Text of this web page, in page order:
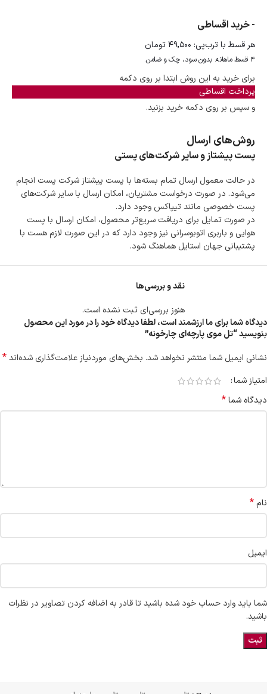
- خرید اقساطی
هر قسط با ترب‌پی: ۴۹,۵۰۰تومان
۴ قسط ماهانه. بدون سود، چک و ضامن.
برای خرید به این روش ابتدا بر روی دکمه
پرداخت اقساطی
و سپس بر روی دکمه خرید بزنید.
روش‌های ارسال
پست پیشتاز و سایر شرکت‌های پستی
در حالت معمول ارسال تمام بسته‌ها با پست پیشتاز شرکت پست انجام
می‌شود. در صورت درخواست مشتریان، امکان ارسال با سایر شرکت‌های
پست خصوصی مانند تیپاکس وجود دارد.
در صورت تمایل برای دریافت سریع‌تر محصول، امکان ارسال با پست
هوایی و باربری اتوبوسرانی نیز وجود دارد که در این صورت لازم هست با
پشتیبانی جهان استایل هماهنگ شود.
نقد و بررسی‌ها
هنوز بررسی‌ای ثبت نشده است.
دیدگاه شما برای ما ارزشمند است، لطفا دیدگاه خود را در مورد این محصول
بنویسید “تل موی پارچه‌ای چارخونه”
نشانی ایمیل شما منتشر نخواهد شد. بخش‌های موردنیاز علامت‌گذاری شده‌اند*
امتیاز شما
دیدگاه شما*
نام*
ایمیل
شما باید وارد حساب خود شده باشید تا قادر به اضافه کردن تصاویر در نظرات
باشید.